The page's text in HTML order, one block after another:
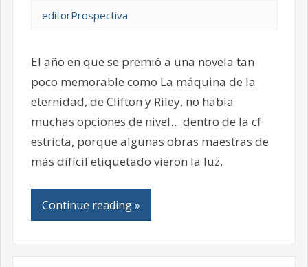
editorProspectiva
El año en que se premió a una novela tan
poco memorable como La máquina de la
eternidad, de Clifton y Riley, no había
muchas opciones de nivel… dentro de la cf
estricta, porque algunas obras maestras de
más difícil etiquetado vieron la luz.
Continue reading »